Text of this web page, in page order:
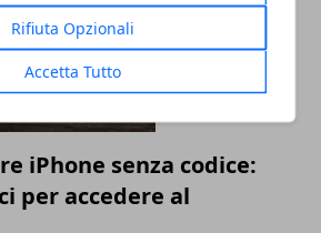
Rifiuta Opzionali
Accetta Tutto
iPhone senza codice:
per accedere al